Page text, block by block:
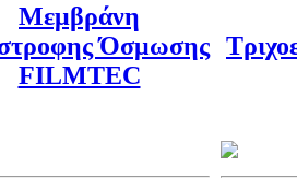
Μεμβράνη
Όσμωσης
FILMTEC